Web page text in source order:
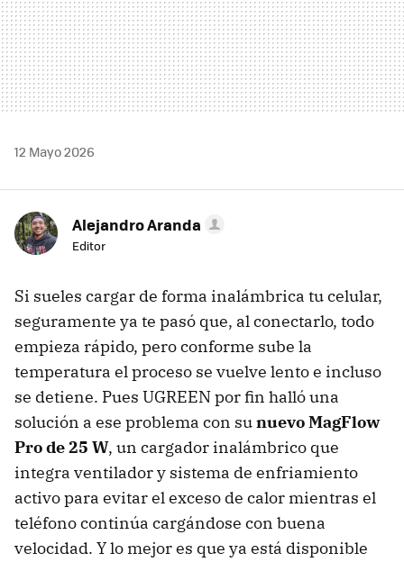
12 Mayo 2026
Alejandro Aranda
Editor
Si sueles cargar de forma inalámbrica tu celular,
seguramente ya te pasó que, al conectarlo, todo
empieza rápido, pero conforme sube la
temperatura el proceso se vuelve lento e incluso
se detiene. Pues UGREEN por fin halló una
solución a ese problema con sunuevo MagFlow
Pro de 25 W, un cargador inalámbrico que
integra ventilador y sistema de enfriamiento
activo para evitar el exceso de calor mientras el
teléfono continúa cargándose con buena
velocidad. Y lo mejor es que ya está disponible